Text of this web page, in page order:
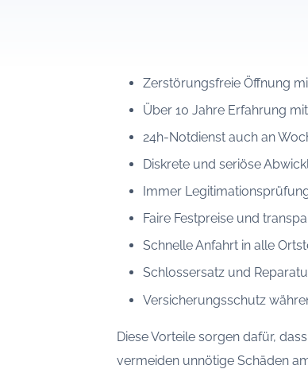
Zerstörungsfreie Öffnung
Über 10 Jahre Erfahrung
24h-Notdienst auch an
Diskrete und seriöse
Immer
Faire Festpreise und
Schnelle Anfahrt in alle
Schlossersatz und
Versicherungsschutz
Diese Vorteile sorgen dafür,
vermeiden unnötige Schäden